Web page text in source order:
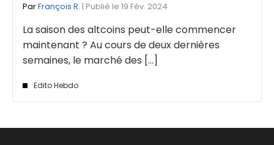
ParFrançois R. | Publié le 19 Fév. 2024
La saison des altcoins peut-elle commencer
maintenant ? Au cours de deux dernières
semaines, le marché des [...]
Edito Hebdo